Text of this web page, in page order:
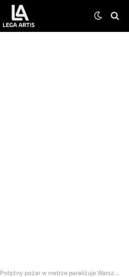
Potężny pożar w metrze paraliżuje Warszawę. Służby walczą z ogniem, utrudnienia potrwają